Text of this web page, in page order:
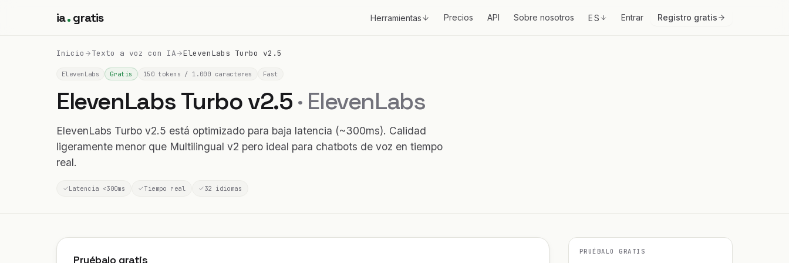
ia gratis Herramientas Precios API Sobre nosotros ES Entrar Registro gratis
Inicio Texto a voz con IA ElevenLabs Turbo v2.5
ElevenLabs Gratis 150 tokens / 1.000 caracteres Fast
ElevenLabs Turbo v2.5· ElevenLabs
ElevenLabs Turbo v2.5 está optimizado para baja latencia (~300ms). Calidad
ligeramente menor que Multilingual v2 pero ideal para chatbots de voz en tiempo
real.
Latencia <300ms Tiempo real 32 idiomas
Pruébalo gratis
PRUÉBALO GRATIS